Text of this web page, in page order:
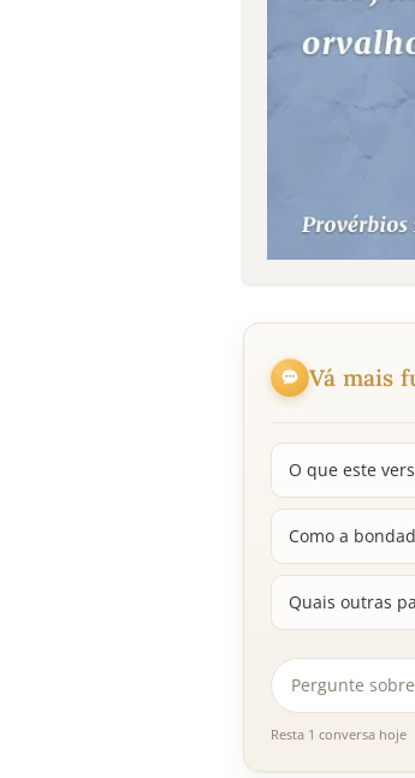
Vá mais
O que este
Como a
Quais outras
Resta 1 conversa hoje